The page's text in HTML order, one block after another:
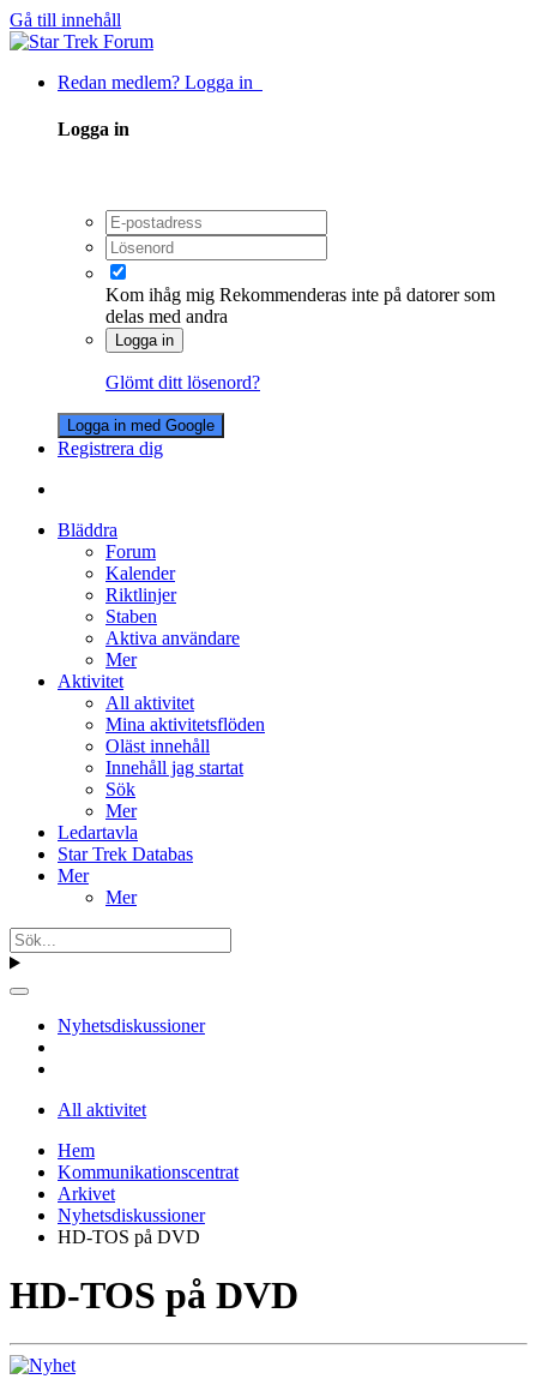
Gå till innehåll
Redan medlem? Logga in
Logga in
Kom ihåg mig Rekommenderas inte på datorer som
delas med andra
Logga in
Glömt ditt lösenord?
Logga in med Google
Registrera dig
Bläddra
Forum
Kalender
Riktlinjer
Staben
Aktiva användare
Mer
Aktivitet
All aktivitet
Mina aktivitetsflöden
Oläst innehåll
Innehåll jag startat
Sök
Mer
Ledartavla
Star Trek Databas
Mer
Mer
Nyhetsdiskussioner
All aktivitet
Hem
Kommunikationscentrat
Arkivet
Nyhetsdiskussioner
HD-TOS på DVD
HD-TOS på DVD